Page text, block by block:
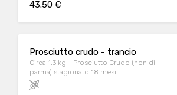
ai 150 kg Il prosciutto crudo Da Pian è un
il sale marino è l’unico conservante utilizzato
43.50 €
Prosciutto crudo - trancio
Circa 1,3 kg - Prosciutto Crudo (non di
parma) stagionato 18 mesi